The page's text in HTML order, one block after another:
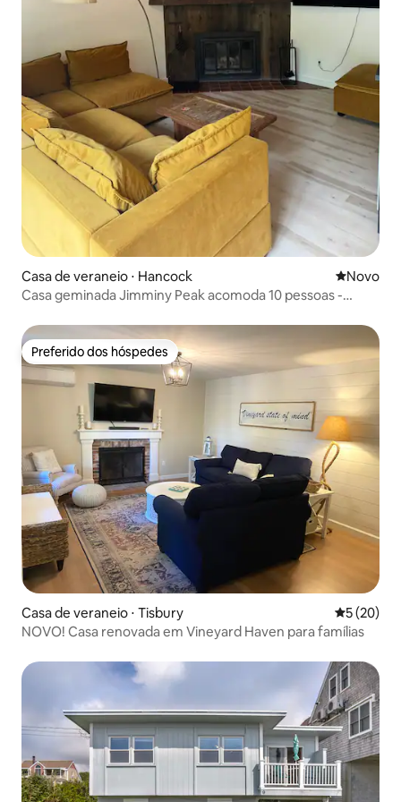
Casa de veraneio ⋅ Hancock Novo
Novo
Casa geminada Jimminy Peak acomoda 10 pessoas -
Preferido dos hóspedes
Preferido dos hóspedes
Casa de veraneio ⋅ Tisbury 5 de uma
5 (20)
NOVO! Casa renovada em Vineyard Haven para famílias